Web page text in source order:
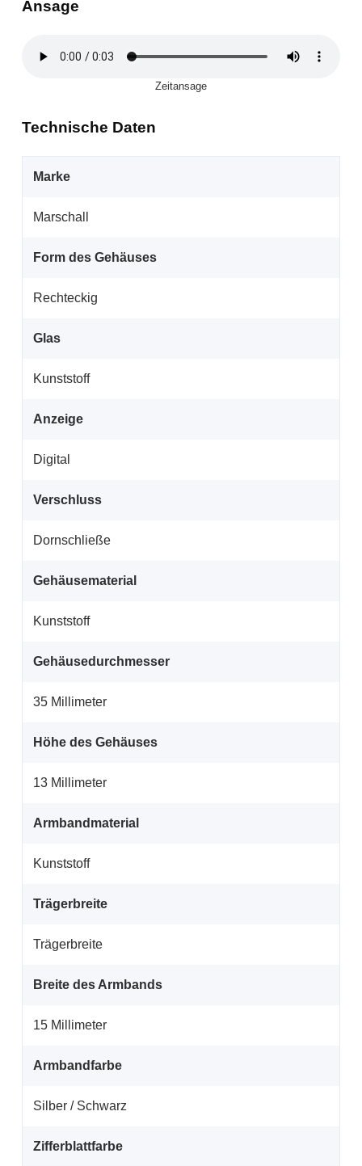
Ansage
Zeitansage
Technische Daten
Marke
Marschall
Form des Gehäuses
Rechteckig
Glas
Kunststoff
Anzeige
Digital
Verschluss
Dornschließe
Gehäusematerial
Kunststoff
Gehäusedurchmesser
35 Millimeter
Höhe des Gehäuses
13 Millimeter
Armbandmaterial
Kunststoff
Trägerbreite
Trägerbreite
Breite des Armbands
15 Millimeter
Armbandfarbe
Silber / Schwarz
Zifferblattfarbe